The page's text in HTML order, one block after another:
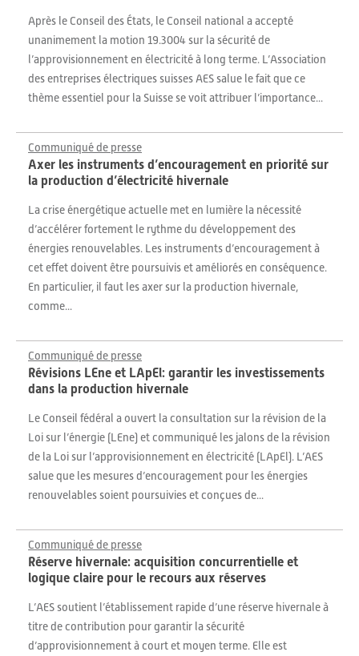
Après le Conseil des États, le Conseil national a accepté
unanimement la motion 19.3004 sur la sécurité de
l’approvisionnement en électricité à long terme. L’Association
des entreprises électriques suisses AES salue le fait que ce
thème essentiel pour la Suisse se voit attribuer l’importance...
Communiqué de presse
Axer les instruments d’encouragement en priorité sur
la production d’électricité hivernale
La crise énergétique actuelle met en lumière la nécessité
d’accélérer fortement le rythme du développement des
énergies renouvelables. Les instruments d’encouragement à
cet effet doivent être poursuivis et améliorés en conséquence.
En particulier, il faut les axer sur la production hivernale,
comme...
Communiqué de presse
Révisions LEne et LApEl: garantir les investissements
dans la production hivernale
Le Conseil fédéral a ouvert la consultation sur la révision de la
Loi sur l’énergie (LEne) et communiqué les jalons de la révision
de la Loi sur l’approvisionnement en électricité (LApEl). L’AES
salue que les mesures d’encouragement pour les énergies
renouvelables soient poursuivies et conçues de...
Communiqué de presse
Réserve hivernale: acquisition concurrentielle et
logique claire pour le recours aux réserves
L’AES soutient l’établissement rapide d’une réserve hivernale à
titre de contribution pour garantir la sécurité
d’approvisionnement à court et moyen terme. Elle est